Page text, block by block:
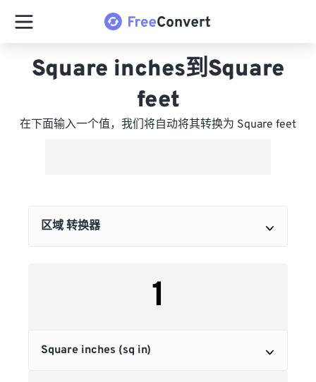
Square inches到Square
feet
在下面输入一个值，我们将自动将其转换为 Square feet